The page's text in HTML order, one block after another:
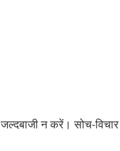
न करें। सोच-